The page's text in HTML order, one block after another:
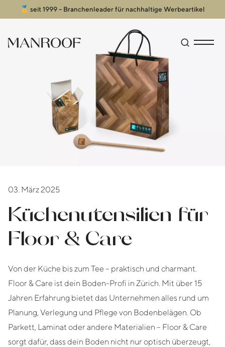
🥇 seit 1999 – Branchenleader für nachhaltige Werbeartikel
Header
Manroof GmbH Suche
03. März 2025
Küchenutensilien für
Floor & Care
Von der Küche bis zum Tee – praktisch und charmant.
Floor & Care ist dein Boden-Profi in Zürich. Mit über 15
Jahren Erfahrung bietet das Unternehmen alles rund um
Planung, Verlegung und Pflege von Bodenbelägen. Ob
Parkett, Laminat oder andere Materialien – Floor & Care
sorgt dafür, dass dein Boden nicht nur optisch überzeugt,